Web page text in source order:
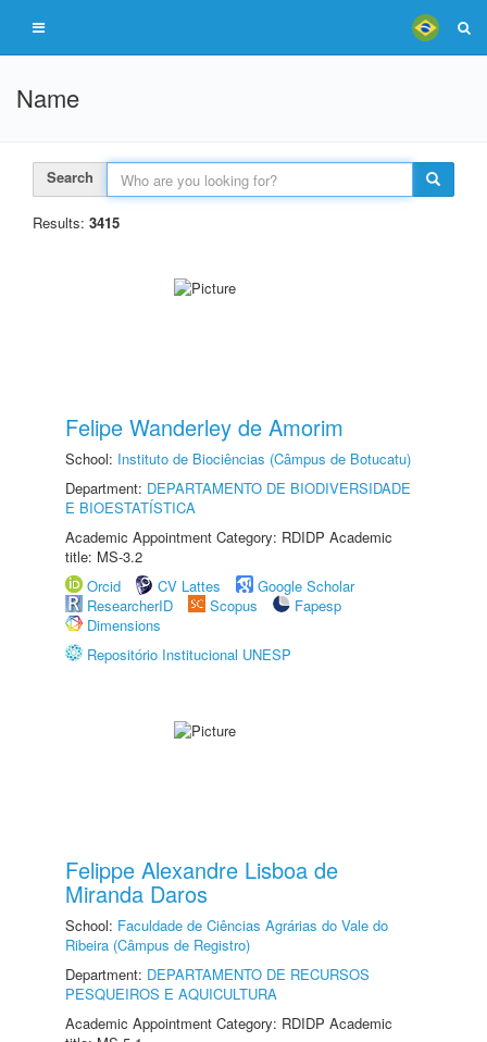
Name
Search
Results: 3415
Felipe Wanderley de Amorim
School: Instituto de Biociências (Câmpus de Botucatu)
Department: DEPARTAMENTO DE BIODIVERSIDADE
E BIOESTATÍSTICA
Academic Appointment Category: RDIDP Academic
title: MS-3.2
Orcid
CV Lattes
Google Scholar
ResearcherID
Scopus
Fapesp
Dimensions
Repositório Institucional UNESP
Felippe Alexandre Lisboa de
Miranda Daros
School: Faculdade de Ciências Agrárias do Vale do
Ribeira (Câmpus de Registro)
Department: DEPARTAMENTO DE RECURSOS
PESQUEIROS E AQUICULTURA
Academic Appointment Category: RDIDP Academic